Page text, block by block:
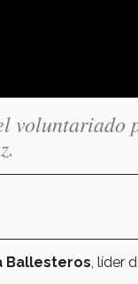
voluntariado
Ballesteros, líder